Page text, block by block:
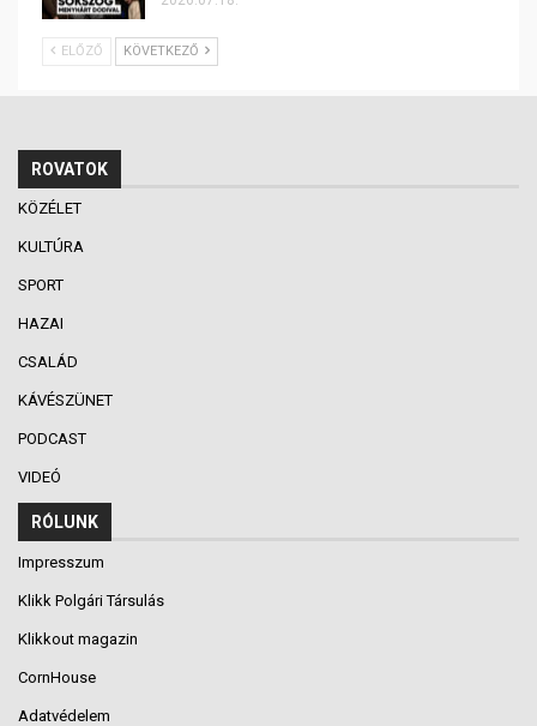
ELŐZŐ KÖVETKEZŐ
ROVATOK
KÖZÉLET
KULTÚRA
SPORT
HAZAI
CSALÁD
KÁVÉSZÜNET
PODCAST
VIDEÓ
RÓLUNK
Impresszum
Klikk Polgári Társulás
Klikkout magazin
CornHouse
Adatvédelem